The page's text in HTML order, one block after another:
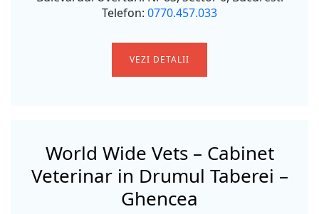
Telefon: 0770.457.033
VEZI DETALII
World Wide Vets – Cabinet
Veterinar in Drumul Taberei –
Ghencea